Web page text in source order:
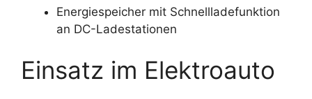
Energiespeicher mit Schnellladefunktion
an DC-Ladestationen
Einsatz im Elektroauto